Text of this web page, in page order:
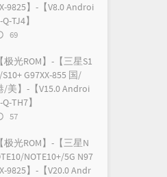
9825】-【V8.0 Androi
TJ4】
评
数：
69
【极光ROM】-【三星S1
G97XX-855 国/
/美】-【V15.0 Androi
TH7】
评
数：
57
【极光ROM】-【三星N
NOTE10+/5G N97
9825】-【V20.0 Andr